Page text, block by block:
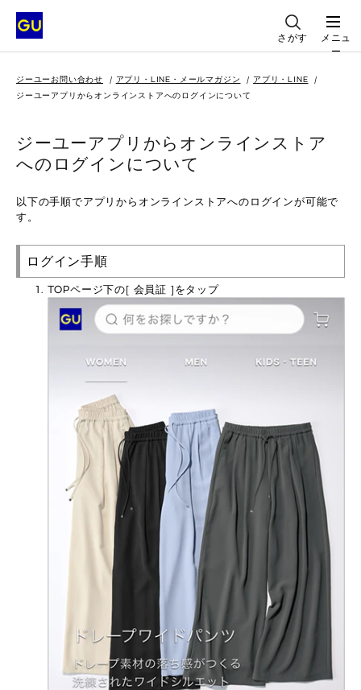
さがす
メニュ
ー
ジーユーお問い合わせ アプリ・LINE・メールマガジン
アプリ・LINE
ジーユーアプリからオンラインストアへのログインについて
ジーユーアプリからオンラインストア
へのログインについて
以下の手順でアプリからオンラインストアへのログインが可能で
す。
ログイン手順
TOPページ下の[ 会員証 ]をタップ